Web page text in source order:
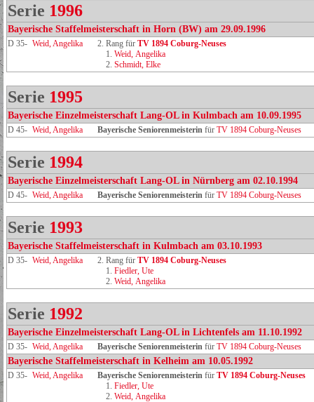
Serie 1996
Bayerische Staffelmeisterschaft in Horn (BW) am 29.09.1996
D 35- Weid, Angelika 2. Rang für TV 1894 Coburg‑Neuses
1. Weid, Angelika
2. Schmidt, Elke
Serie 1995
Bayerische Einzelmeisterschaft Lang-OL in Kulmbach am 10.09.1995
D 45- Weid, Angelika Bayerische Seniorenmeisterin für TV 1894 Coburg-Neuses
Serie 1994
Bayerische Einzelmeisterschaft Lang-OL in Nürnberg am 02.10.1994
D 45- Weid, Angelika Bayerische Seniorenmeisterin für TV 1894 Coburg-Neuses
Serie 1993
Bayerische Staffelmeisterschaft in Kulmbach am 03.10.1993
D 35- Weid, Angelika 2. Rang für TV 1894 Coburg‑Neuses
1. Fiedler, Ute
2. Weid, Angelika
Serie 1992
Bayerische Einzelmeisterschaft Lang-OL in Lichtenfels am 11.10.1992
D 35- Weid, Angelika Bayerische Seniorenmeisterin für TV 1894 Coburg-Neuses
Bayerische Staffelmeisterschaft in Kelheim am 10.05.1992
D 35- Weid, Angelika Bayerische Seniorenmeisterin für TV 1894 Coburg‑Neuses
1. Fiedler, Ute
2. Weid, Angelika